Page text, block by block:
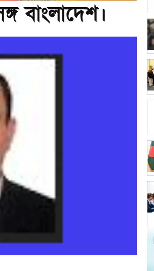
বাংলাদেশ।